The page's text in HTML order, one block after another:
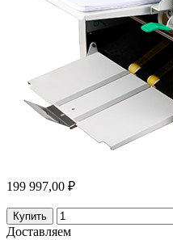
199 997,00 ₽
Купить
Доставляем